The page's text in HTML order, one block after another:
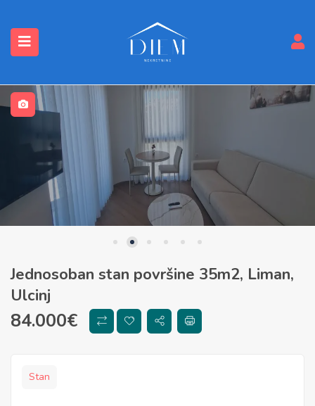
(Nekretnine)
Jednosoban stan površine 35m2, Liman,
Ulcinj
84.000€
Stan